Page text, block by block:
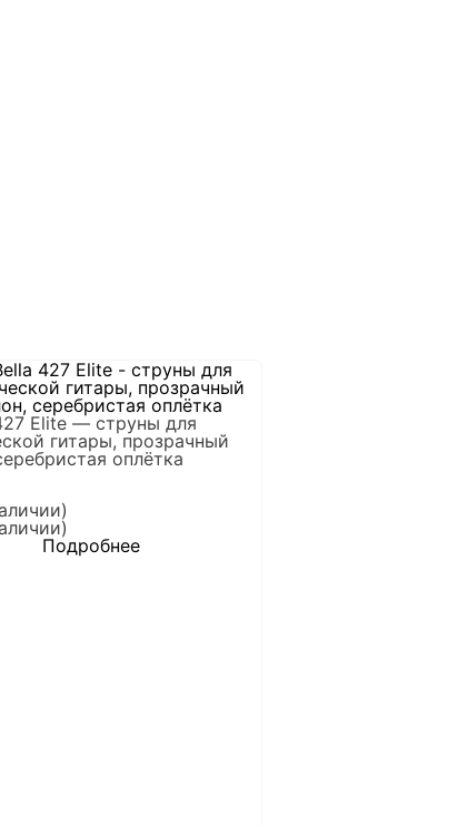
Elite — струны для
гитары, прозрачный
оплётка
Подробнее